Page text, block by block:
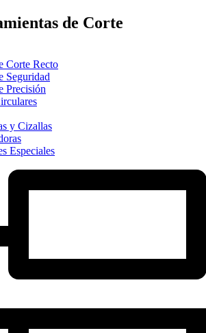
de Corte
Corte Recto
Seguridad
Precisión
y Cizallas
Especiales